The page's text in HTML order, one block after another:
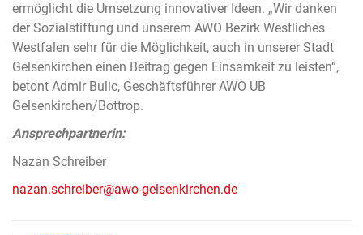
ermöglicht die Umsetzung innovativer Ideen. „Wir danken
der Sozialstiftung und unserem AWO Bezirk Westliches
Westfalen sehr für die Möglichkeit, auch in unserer Stadt
Gelsenkirchen einen Beitrag gegen Einsamkeit zu leisten“,
betont Admir Bulic, Geschäftsführer AWO UB
Gelsenkirchen/Bottrop.
Ansprechpartnerin:
Nazan Schreiber
nazan.schreiber@awo-gelsenkirchen.de